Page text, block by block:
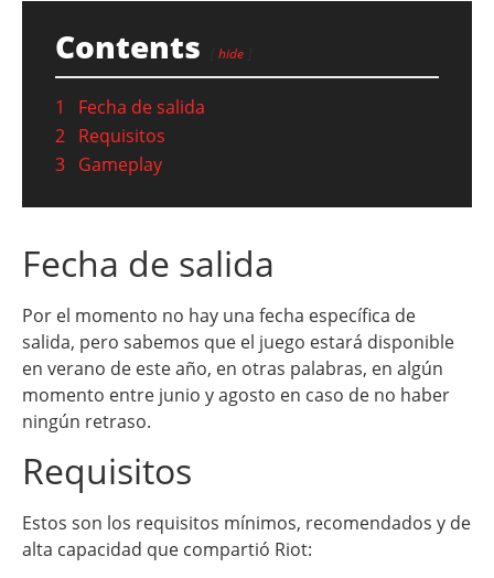
Contents hide
1
Fecha de salida
2 Requisitos
3 Gameplay
Fecha de salida
Por el momento no hay una fecha específica de
salida, pero sabemos que el juego estará disponible
en verano de este año, en otras palabras, en algún
momento entre junio y agosto en caso de no haber
ningún retraso.
Requisitos
Estos son los requisitos mínimos, recomendados y de
alta capacidad que compartió Riot: